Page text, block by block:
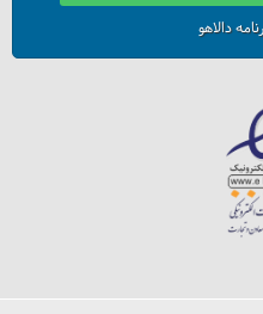
دالاهو